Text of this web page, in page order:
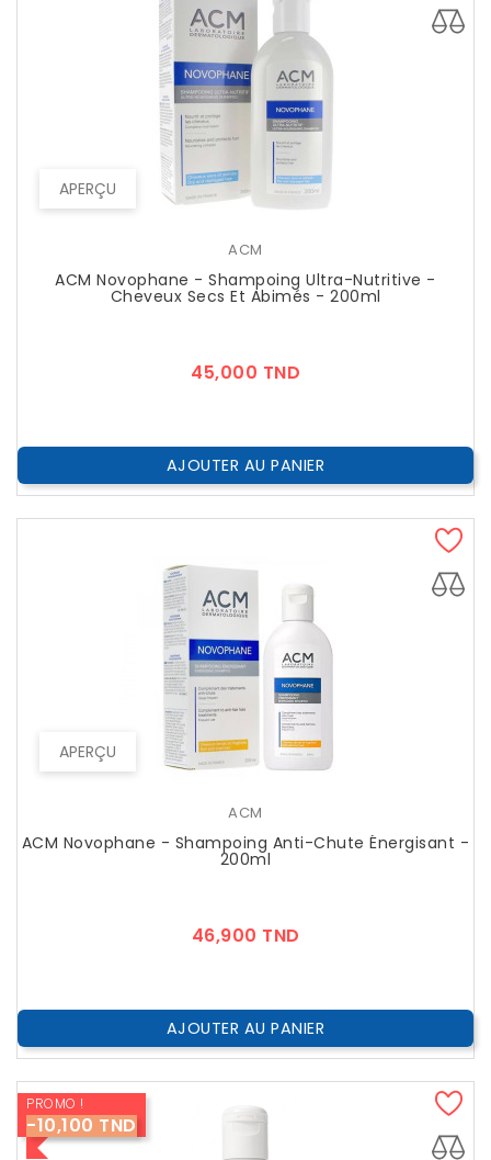
APERÇU
ACM
ACM Novophane - Shampoing Ultra-Nutritive -
Cheveux Secs Et Abimés - 200ml
45,000 TND
AJOUTER AU PANIER
APERÇU
ACM
ACM Novophane - Shampoing Anti-Chute Énergisant -
200ml
46,900 TND
AJOUTER AU PANIER
PROMO !
-10,100 TND